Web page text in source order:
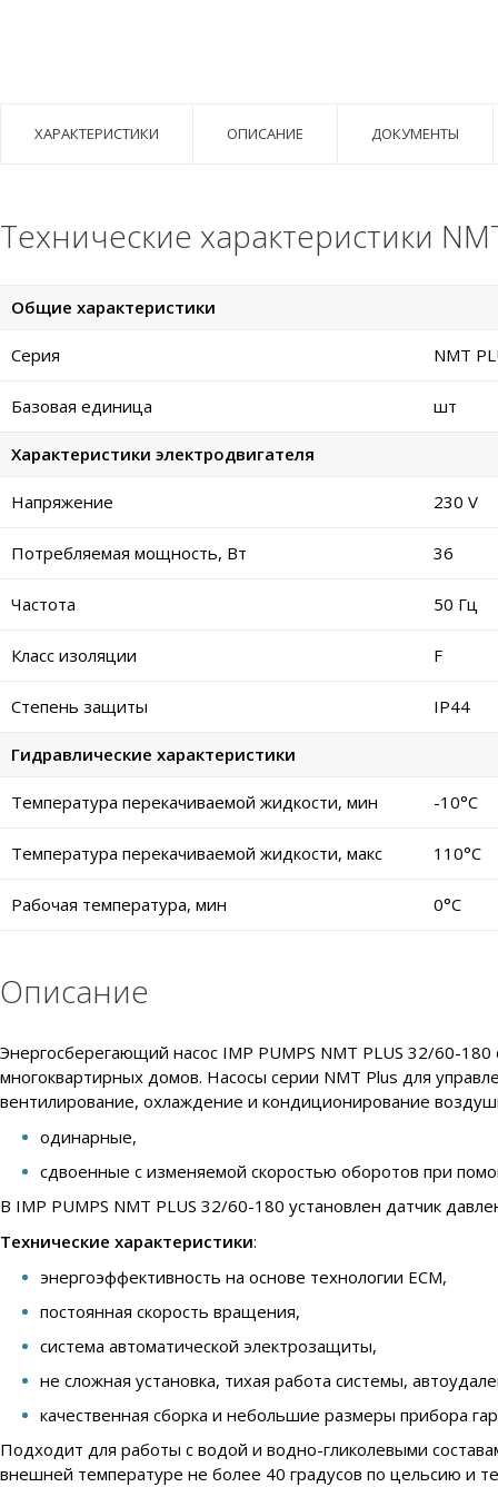
ХАРАКТЕРИСТИКИ ОПИСАНИЕ ДОКУМЕНТЫ
Технические характеристики
Общие характеристики
Серия NMT
Базовая единица шт
Характеристики электродвигателя
Напряжение 230 V
Потребляемая мощность, Вт 36
Частота 50 Гц
Класс изоляции F
Степень защиты IP44
Гидравлические характеристики
Температура перекачиваемой жидкости, мин -10°C
Температура перекачиваемой жидкости, макс 110°C
Рабочая температура, мин 0°C
Описание
Энергосберегающий насос IMP PUMPS NMT PLUS 32/60-
многоквартирных домов. Насосы серии NMT Plus для
вентилирование, охлаждение и кондиционирование
одинарные,
сдвоенные с изменяемой скоростью оборотов при
В IMP PUMPS NMT PLUS 32/60-180 установлен датчик
Технические характеристики:
энергоэффективность на основе технологии ECM,
постоянная скорость вращения,
система автоматической электрозащиты,
не сложная установка, тихая работа системы,
качественная сборка и небольшие размеры прибора
Подходит для работы с водой и водно-гликолевыми
внешней температуре не более 40 градусов по цельсию и